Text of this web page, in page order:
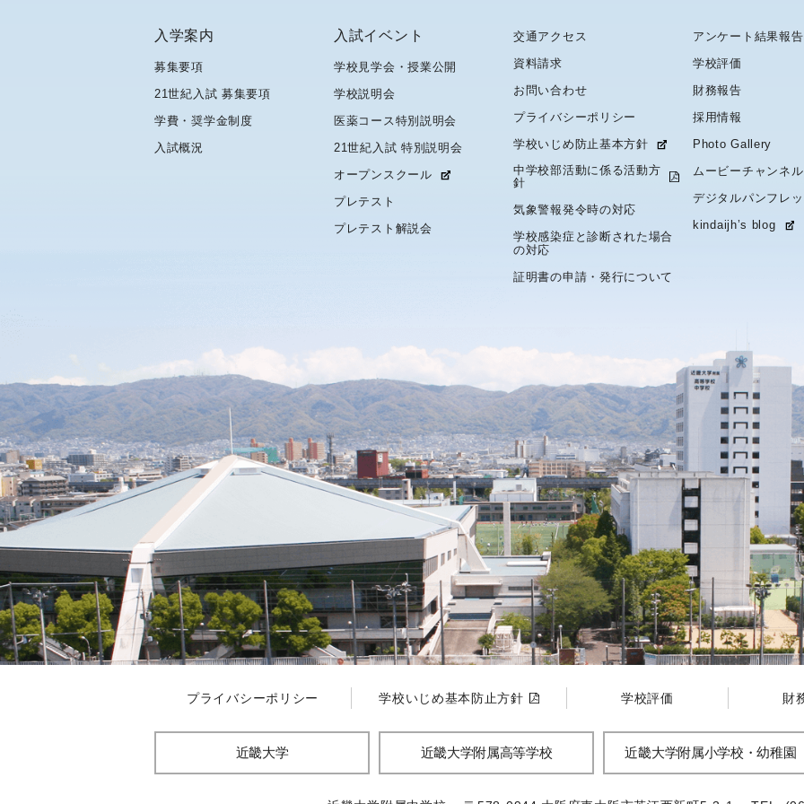
入学案内
募集要項
21世紀入試 募集要項
学費・奨学金制度
入試概況
入試イベント
学校見学会・授業公開
学校説明会
医薬コース特別説明会
21世紀入試 特別説明会
オープンスクール
プレテスト
プレテスト解説会
交通アクセス
資料請求
お問い合わせ
プライバシーポリシー
学校いじめ防止基本方針
中学校部活動に係る活動方
針
気象警報発令時の対応
学校感染症と診断された場合
の対応
証明書の申請・発行について
アンケート結果報告
学校評価
財務報告
採用情報
Photo Gallery
ムービーチャンネル
デジタルパンフレ
kindaijh’s blog
プライバシーポリシー 学校いじめ基本防止方針 学校評価 財
近畿大学 近畿大学附属高等学校 近畿大学附属小学校・幼稚園